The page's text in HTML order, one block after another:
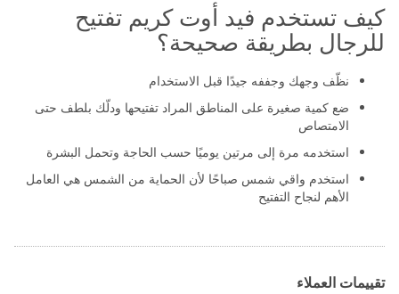
كيف تستخدم فيد أوت كريم تفتيح
للرجال بطريقة صحيحة؟
نظّف وجهك وجففه جيدًا قبل الاستخدام
ضع كمية صغيرة على المناطق المراد تفتيحها ودلّك بلطف حتى
الامتصاص
استخدمه مرة إلى مرتين يوميًا حسب الحاجة وتحمل البشرة
استخدم واقي شمس صباحًا لأن الحماية من الشمس هي العامل
الأهم لنجاح التفتيح
تقييمات العملاء